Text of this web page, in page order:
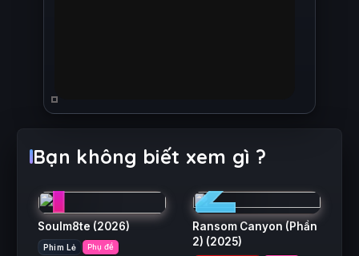
Bạn không biết xem gì ?
1
Soulm8te (2026)
Phim Lẻ Phụ đề
2
Ransom Canyon (Phần
2) (2025)